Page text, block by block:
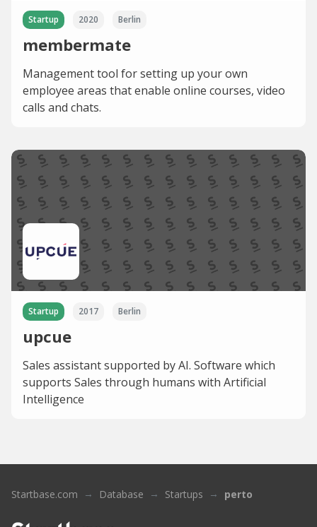
Startup 2020 Berlin
membermate
Management tool for setting up your own
employee areas that enable online courses, video
calls and chats.
Startup 2017 Berlin
upcue
Sales assistant supported by AI. Software which
supports Sales through humans with Artificial
Intelligence
Startbase.com Database Startups perto